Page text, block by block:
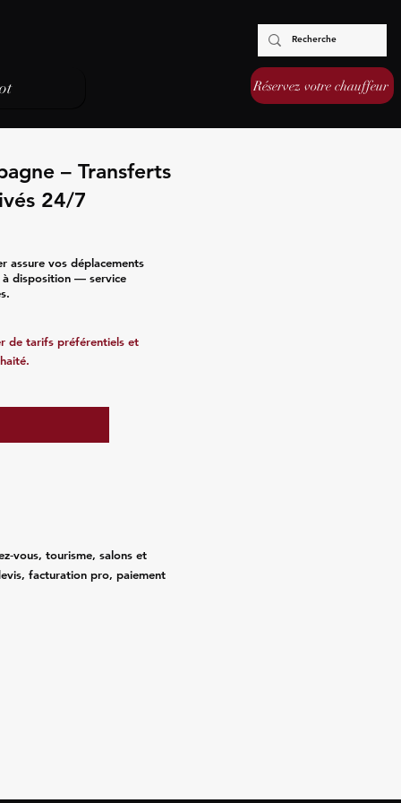
Réservez votre chauffeur
– Transferts
24/7
assure vos déplacements
disposition — service
de tarifs préférentiels et
tourisme, salons et
facturation pro, paiement